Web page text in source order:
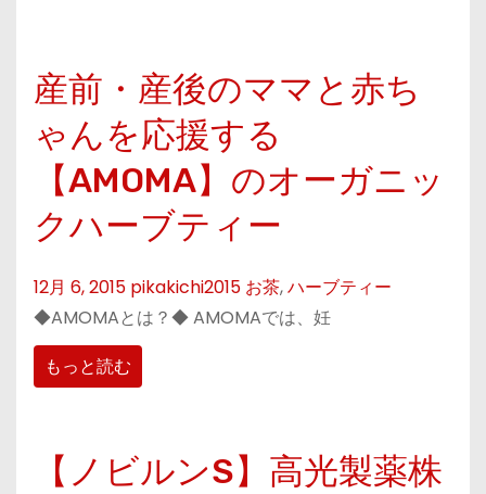
産前・産後のママと赤ち
ゃんを応援する
【AMOMA】のオーガニッ
クハーブティー
12月 6, 2015 pikakichi2015 お茶,ハーブティー
◆AMOMAとは？◆ AMOMAでは、妊
もっと読む
【ノビルンS】高光製薬株